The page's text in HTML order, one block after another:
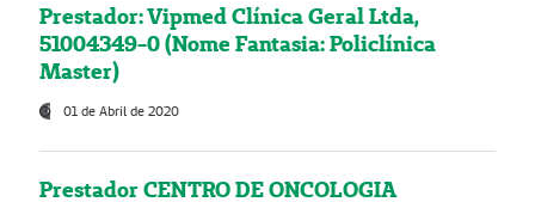
Prestador: Vipmed Clínica Geral Ltda,
51004349-0 (Nome Fantasia: Policlínica
Master)
01 de Abril de 2020
Prestador CENTRO DE ONCOLOGIA